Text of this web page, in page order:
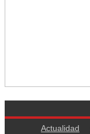
Actualidad